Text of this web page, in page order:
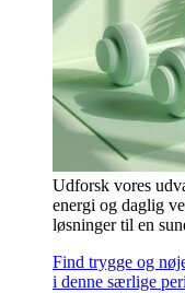
Udforsk vores
energi og daglig
løsninger til en
Find trygge og
i denne særlige